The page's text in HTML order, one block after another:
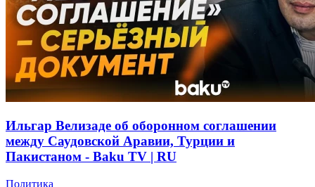
Ильгар Велизаде об оборонном соглашении
между Саудовской Аравии, Турции и
Пакистаном - Baku TV | RU
Политика